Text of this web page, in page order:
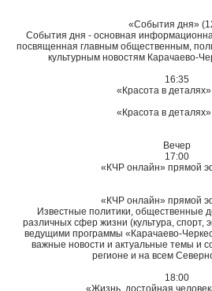
«События дня»
События дня - основная
посвященная главным общественным,
культурным новостям Карачаево-
16:35
«Красота в
«Красота в
Вечер
17:00
«КЧР онлайн» прямой
«КЧР онлайн» прямой
Известные политики, общественные
различных сфер жизни (культура, спорт,
ведущими программы «Карачаево-
важные новости и актуальные темы и
регионе и на всем
18:00
«Жизнь, достойная